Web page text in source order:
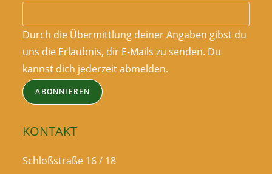
Durch die Übermittlung deiner Angaben gibst du
uns die Erlaubnis, dir E-Mails zu senden. Du
kannst dich jederzeit abmelden.
ABONNIEREN
KONTAKT
Schloßstraße 16 / 18